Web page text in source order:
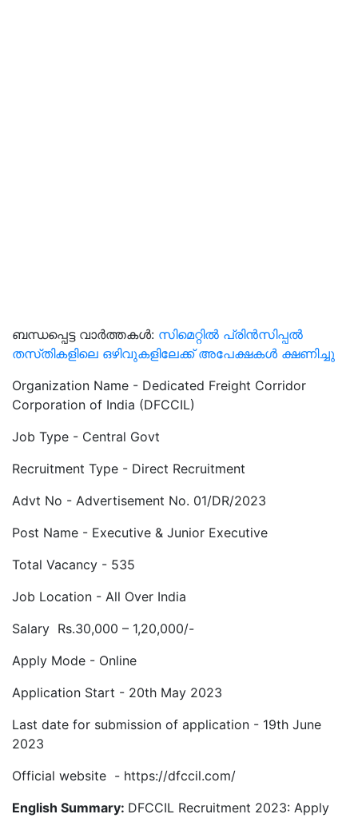
ബന്ധപ്പെട്ട വാർത്തകൾ: സിമെറ്റിൽ പ്രിൻസിപ്പൽ
തസ്‌തികളിലെ ഒഴിവുകളിലേക്ക് അപേക്ഷകൾ ക്ഷണിച്ചു
Organization Name - Dedicated Freight Corridor
Corporation of India (DFCCIL)
Job Type - Central Govt
Recruitment Type - Direct Recruitment
Advt No - Advertisement No. 01/DR/2023
Post Name - Executive & Junior Executive
Total Vacancy - 535
Job Location - All Over India
Salary Rs.30,000 – 1,20,000/-
Apply Mode - Online
Application Start - 20th May 2023
Last date for submission of application - 19th June
2023
Official website - https://dfccil.com/
English Summary: DFCCIL Recruitment 2023: Apply